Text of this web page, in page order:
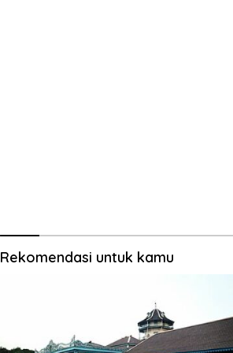
Rekomendasi untuk kamu